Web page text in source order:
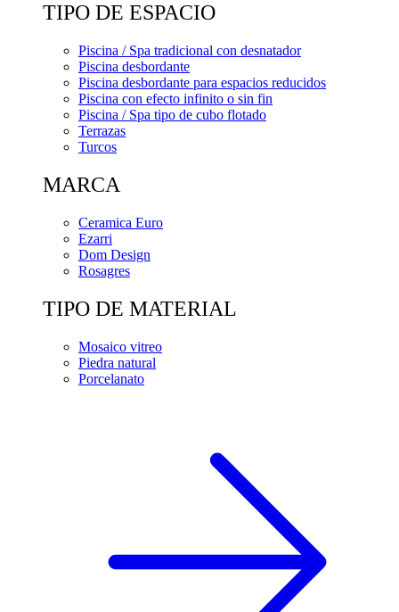
TIPO DE ESPACIO
Piscina / Spa tradicional con desnatador
Piscina desbordante
Piscina desbordante para espacios reducidos
Piscina con efecto infinito o sin fin
Piscina / Spa tipo de cubo flotado
Terrazas
Turcos
MARCA
Ceramica Euro
Ezarri
Dom Design
Rosagres
TIPO DE MATERIAL
Mosaico vitreo
Piedra natural
Porcelanato